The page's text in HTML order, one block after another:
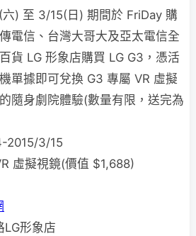
) 至 3/15(日) 期間於 FriDay 購
電信、台灣大哥大及亞太電信全
貨 LG 形象店購買 LG G3，憑活
單據即可兌換 G3 專屬 VR 虛擬
隨身劇院體驗(數量有限，送完為
2015/3/15
虛擬視鏡(價值 $1,688)
LG形象店